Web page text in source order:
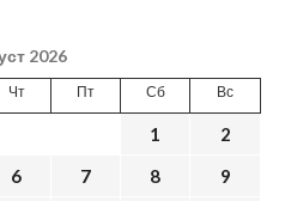
2026
Чт Пт Сб Вс
1
2
6 7 8
9